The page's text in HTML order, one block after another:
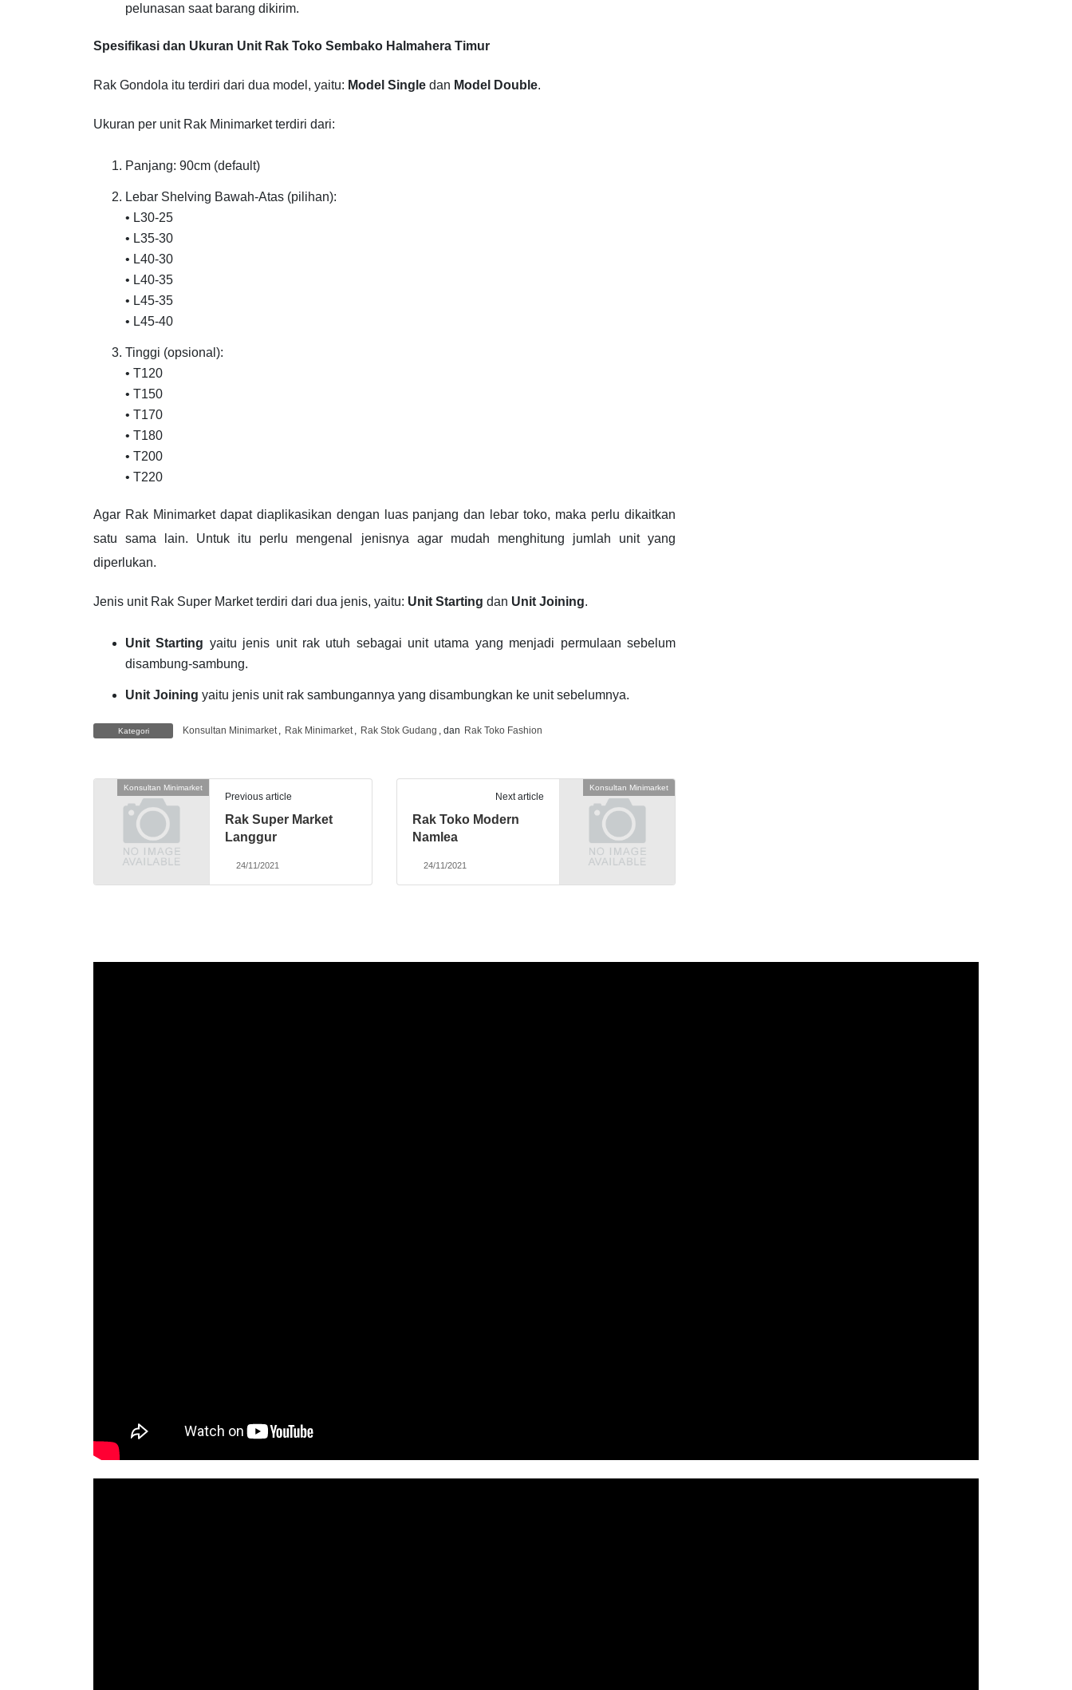
pelunasan saat barang dikirim.
Spesifikasi dan Ukuran Unit Rak Toko Sembako Halmahera Timur
Rak Gondola itu terdiri dari dua model, yaitu: Model Single dan Model Double.
Ukuran per unit Rak Minimarket terdiri dari:
Panjang: 90cm (default)
Lebar Shelving Bawah-Atas (pilihan):
• L30-25
• L35-30
• L40-30
• L40-35
• L45-35
• L45-40
Tinggi (opsional):
• T120
• T150
• T170
• T180
• T200
• T220
Agar Rak Minimarket dapat diaplikasikan dengan luas panjang dan lebar toko, maka perlu dikaitkan
satu sama lain. Untuk itu perlu mengenal jenisnya agar mudah menghitung jumlah unit yang
diperlukan.
Jenis unit Rak Super Market terdiri dari dua jenis, yaitu: Unit Starting dan Unit Joining.
Unit Starting yaitu jenis unit rak utuh sebagai unit utama yang menjadi permulaan sebelum
disambung-sambung.
Unit Joining yaitu jenis unit rak sambungannya yang disambungkan ke unit sebelumnya.
Kategori Konsultan Minimarket , Rak Minimarket , Rak Stok Gudang , dan Rak Toko Fashion
Konsultan Minimarket
Previous article
Rak Super Market
Langgur
24/11/2021
Konsultan Minimarket
Next article
Rak Toko Modern
Namlea
24/11/2021